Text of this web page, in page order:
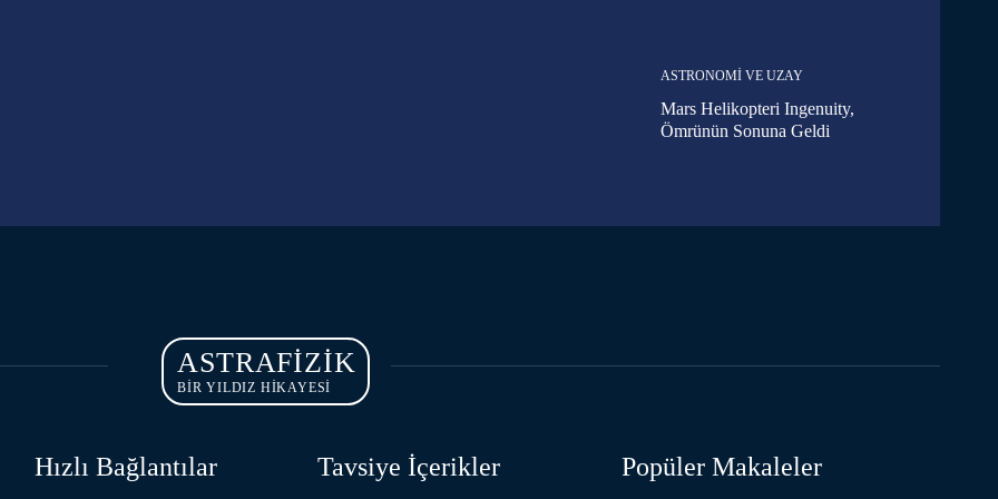
ASTRONOMI VE UZAY
Mars Helikopteri Ingenuity,
Ömrünün Sonuna Geldi
ASTRAFIZIK
BİR YILDIZ HİKAYESİ
Hızlı Bağlantılar Tavsiye İçerikler Popüler Makaleler